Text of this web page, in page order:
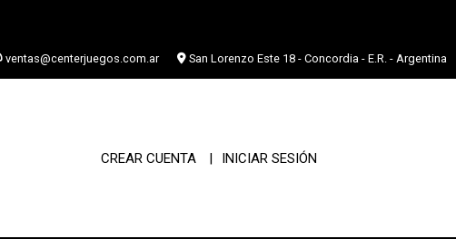
ventas@centerjuegos.com.ar San Lorenzo Este 18 - Concordia - E.R. - Argentina
CREAR CUENTA INICIAR SESIÓN